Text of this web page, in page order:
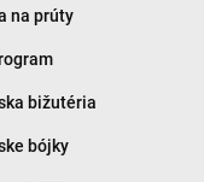
na prúty
bižutéria
bójky